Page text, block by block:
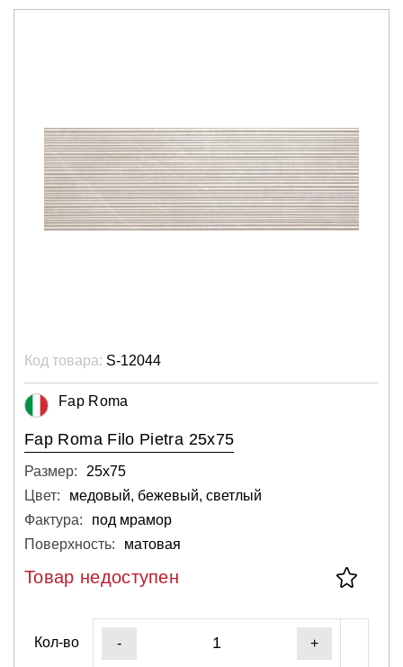
Код товара: S-12044
Fap Roma
Fap Roma Filo Pietra 25x75
Размер:
25х75
Цвет:
медовый, бежевый, светлый
Фактура:
под мрамор
Поверхность:
матовая
Товар недоступен
Кол-во - +